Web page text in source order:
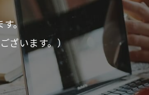
。
ざいます。）